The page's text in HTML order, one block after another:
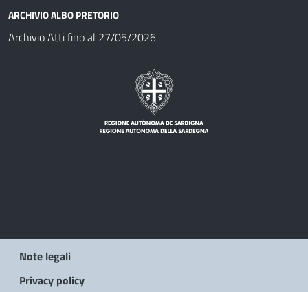
ARCHIVIO ALBO PRETORIO
Archivio Atti fino al 27/05/2026
Note legali
Privacy policy